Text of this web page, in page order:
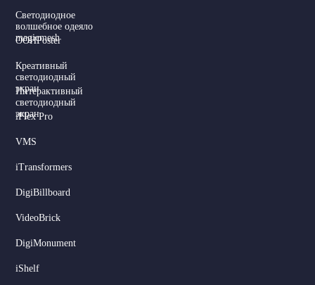
Светодиодное
волшебное одеяло
magicmesh
OOHPoster
Креативный
светодиодный
экран
Интерактивный
светодиодный
экран
iFlex Pro
VMS
iTransformers
DigiBillboard
VideoBrick
DigiMonument
iShelf
Dutch
Serbian